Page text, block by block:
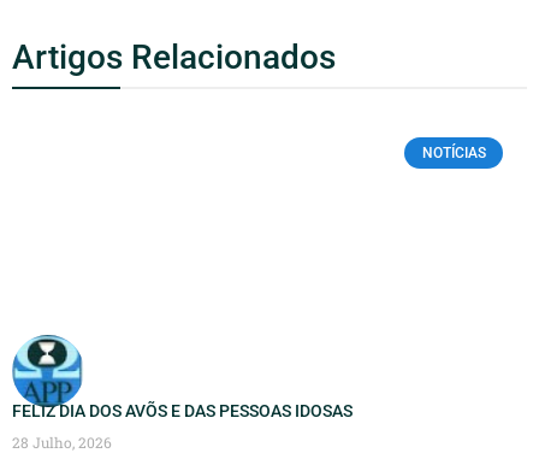
Artigos Relacionados
NOTÍCIAS
FELIZ DIA DOS AVÕS E DAS PESSOAS IDOSAS
28 Julho, 2026